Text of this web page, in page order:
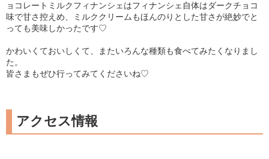
ョコレートミルクフィナンシェはフィナンシェ自体はダークチョコ
味で甘さ控えめ、ミルククリームもほんのりとした甘さが絶妙でと
っても美味しかったです♡
かわいくておいしくて、またいろんな種類も食べてみたくなりまし
た。
皆さまもぜひ行ってみてくださいね♡
アクセス情報